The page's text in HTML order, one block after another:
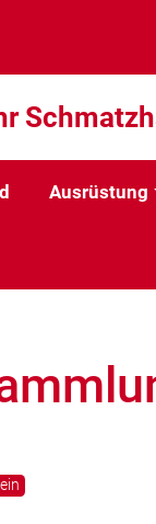
Ausrüstung